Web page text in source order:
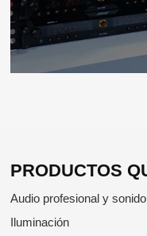
PRODUCTOS
Audio profesional y
Iluminación